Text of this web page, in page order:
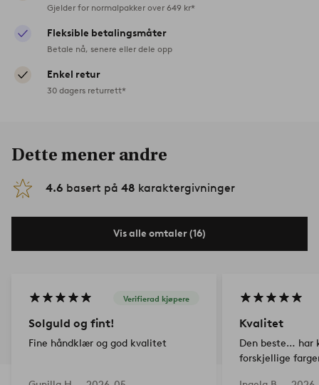
Gjelder for normalpakker over 649 kr*
Fleksible betalingsmåter
Betale nå, senere eller dele opp
Enkel retur
30 dagers returrett*
Dette mener andre
4.6 basert på 48 karaktergivninger
Vis alle omtaler (16)
Verifierad kjøpere
Solguld og fint!
Fine håndklær og god kvalitet
Kvalitet
Den beste… har
forskjellige